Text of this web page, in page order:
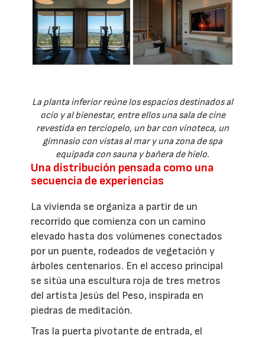
La planta inferior reúne los espacios destinados al
ocio y al bienestar, entre ellos una sala de cine
revestida en terciopelo, un bar con vinoteca, un
gimnasio con vistas al mar y una zona de spa
equipada con sauna y bañera de hielo.
Una distribución pensada como una
secuencia de experiencias
La vivienda se organiza a partir de un
recorrido que comienza con un camino
elevado hasta dos volúmenes conectados
por un puente, rodeados de vegetación y
árboles centenarios. En el acceso principal
se sitúa una escultura roja de tres metros
del artista Jesús del Peso, inspirada en
piedras de meditación.
Tras la puerta pivotante de entrada, el